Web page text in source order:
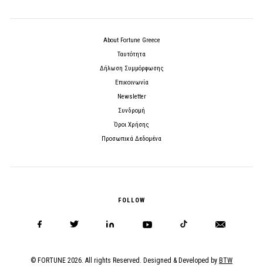
About Fortune Greece
Ταυτότητα
Δήλωση Συμμόρφωσης
Επικοινωνία
Newsletter
Συνδρομή
Όροι Χρήσης
Προσωπικά Δεδομένα
FOLLOW
© FORTUNE 2026. All rights Reserved. Designed & Developed by BTW